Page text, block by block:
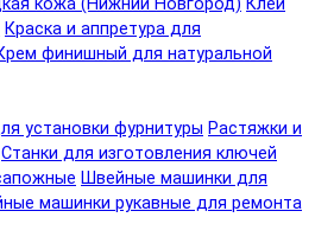
Краска и аппретура для
финишный для натуральной
установки фурнитуры Растяжки и
Станки для изготовления ключей
Швейные машинки для
машинки рукавные для ремонта